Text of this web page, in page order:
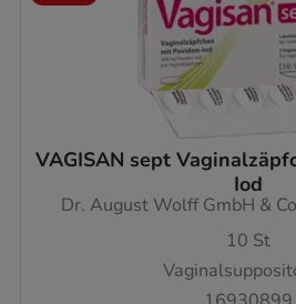
VAGISAN sept
Iod
Dr. August Wolff GmbH &
10 St